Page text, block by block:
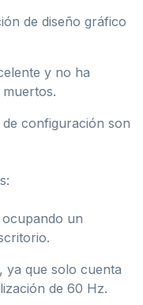
de diseño gráfico
y no ha
configuración son
ocupando un
ya que solo cuenta
de 60 Hz.